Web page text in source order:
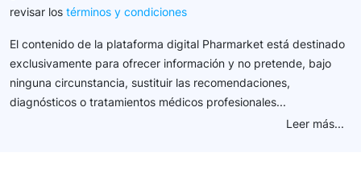
revisar los términos y condiciones
El contenido de la plataforma digital Pharmarket está destinado
exclusivamente para ofrecer información y no pretende, bajo
ninguna circunstancia, sustituir las recomendaciones,
diagnósticos o tratamientos médicos profesionales...
Leer más...